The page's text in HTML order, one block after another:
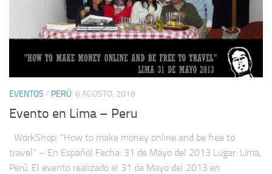
EVENTOS / PERÚ 6 AGOSTO, 2016
Evento en Lima – Peru
WorkShop: “How to make money online and be free to
travel” – En Español Fecha: 31 de Mayo del 2013 Lugar: Lima,
Perú. El evento realizado el 31 de Mayo del 2013 en